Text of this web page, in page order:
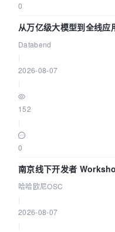
0
从万亿级大模型到全线
企业构建全链路 Trace 数
Databend
2026-08-07
152
0
南京线下开发者
智能 Agent 应用
哈哈欧尼OSC
2026-08-07